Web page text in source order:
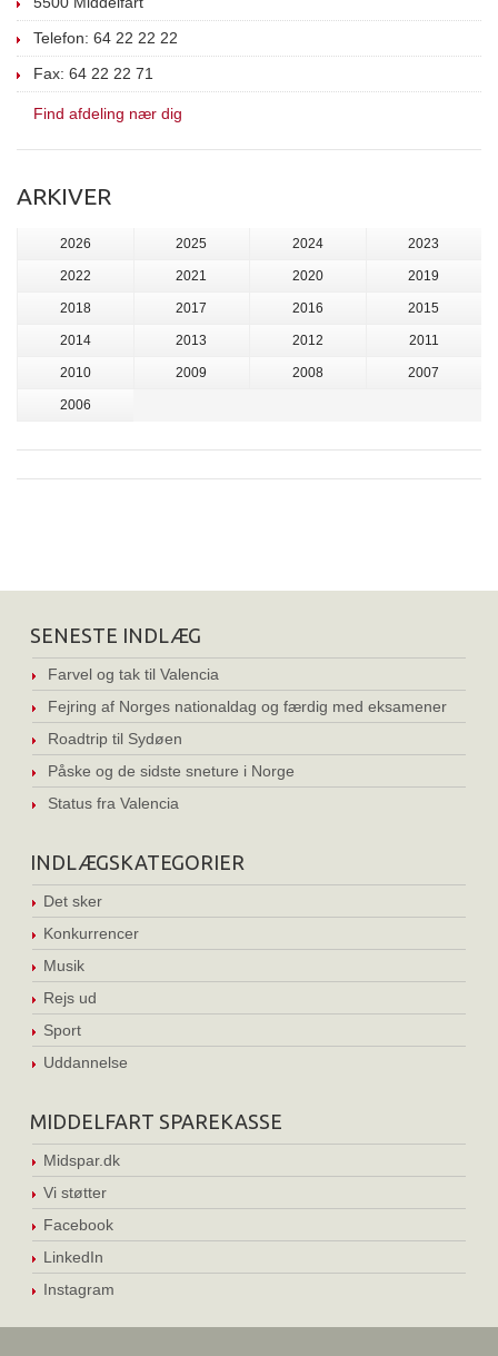
Telefon: 64 22 22 22
Fax: 64 22 22 71
Find afdeling nær dig
ARKIVER
2026 2025 2024 2023
2022 2021 2020 2019
2018 2017 2016 2015
2014 2013 2012 2011
2010 2009 2008 2007
2006
SENESTE INDLÆG
Farvel og tak til Valencia
Fejring af Norges nationaldag og færdig med eksamener
Roadtrip til Sydøen
Påske og de sidste sneture i Norge
Status fra Valencia
INDLÆGSKATEGORIER
Det sker
Konkurrencer
Musik
Rejs ud
Sport
Uddannelse
MIDDELFART SPAREKASSE
Midspar.dk
Vi støtter
Facebook
LinkedIn
Instagram